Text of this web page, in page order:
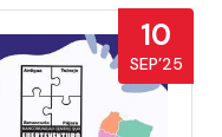
10
SEP’25